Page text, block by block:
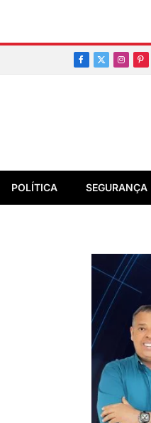
Facebook
X
POLÍTICA SEGURANÇA